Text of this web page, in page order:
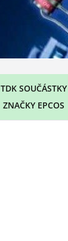
TDK SOUČÁSTKY
ZNAČKY EPCOS